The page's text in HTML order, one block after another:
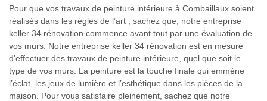
Pour que vos travaux de peinture intérieure à Combaillaux soient
réalisés dans les règles de l’art ; sachez que, notre entreprise
keller 34 rénovation commence avant tout par une évaluation de
vos murs. Notre entreprise keller 34 rénovation est en mesure
d’effectuer des travaux de peinture intérieure, quel que soit le
type de vos murs. La peinture est la touche finale qui emmène
l’éclat, les jeux de lumière et l’esthétique dans les pièces de la
maison. Pour vous satisfaire pleinement, sachez que notre